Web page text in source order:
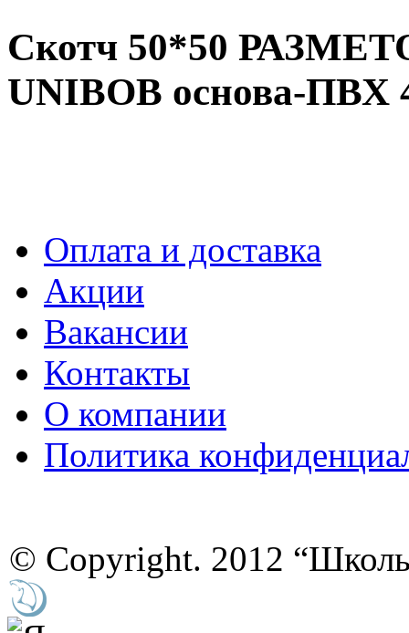
Скотч 50*50
UNIBOB основа-ПВХ
Оплата и доставка
Акции
Вакансии
Контакты
О компании
Политика
© Copyright. 2012